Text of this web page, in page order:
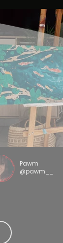
Pawm
@pawm__